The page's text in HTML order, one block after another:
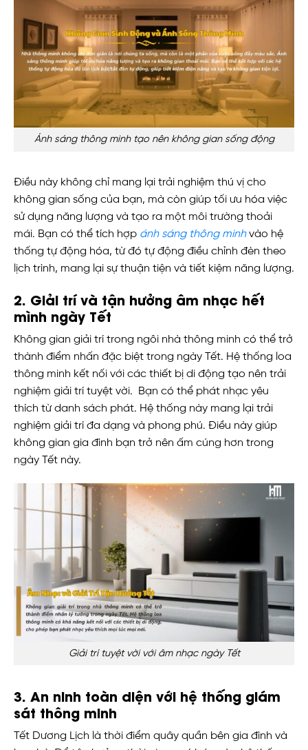
Ánh sáng thông minh tạo nên không gian sống động
Điều này không chỉ mang lại trải nghiệm thú vị cho
không gian sống của bạn, mà còn giúp tối ưu hóa việc
sử dụng năng lượng và tạo ra một môi trường thoải
mái. Bạn có thể tích hợp ánh sáng thông minh vào hệ
thống tự động hóa, từ đó tự động điều chỉnh đèn theo
lịch trình, mang lại sự thuận tiện và tiết kiệm năng lượng.
2. Giải trí và tận hưởng âm nhạc hết
mình ngày Tết
Không gian giải trí trong ngôi nhà thông minh có thể trở
thành điểm nhấn đặc biệt trong ngày Tết. Hệ thống loa
thông minh kết nối với các thiết bị di động tạo nên trải
nghiệm giải trí tuyệt vời. Bạn có thể phát nhạc yêu
thích từ danh sách phát. Hệ thống này mang lại trải
nghiệm giải trí đa dạng và phong phú. Điều này giúp
không gian gia đình bạn trở nên ấm cúng hơn trong
ngày Tết này.
Giải trí tuyệt vời với âm nhạc ngày Tết
3. An ninh toàn diện với hệ thống giám
sát thông minh
Tết Dương Lịch là thời điểm quây quần bên gia đình và